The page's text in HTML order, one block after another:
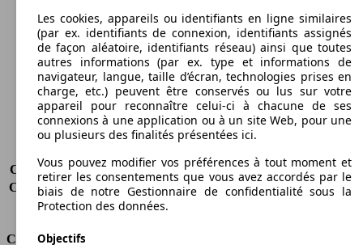
Hauteur
1880 mm
Largeur
1832 mm
Empattement
3105 mm
Poids maximum
-
Charge maximale
-
Portes
4
Sièges
2
Capacité de remorquage (sans freins) -
Capacité de remorquage (avec freins)
Volume du coffre
Consommation
Les cookies, appareils ou identifiants en ligne similaires
(par ex. identifiants de connexion, identifiants assignés
de façon aléatoire, identifiants réseau) ainsi que toutes
autres informations (par ex. type et informations de
navigateur, langue, taille d’écran, technologies prises en
charge, etc.) peuvent être conservés ou lus sur votre
appareil pour reconnaître celui-ci à chacune de ses
connexions à une application ou à un site Web, pour une
ou plusieurs des finalités présentées ici.
Vous pouvez modifier vos préférences à tout moment et
retirer les consentements que vous avez accordés par le
biais de notre Gestionnaire de confidentialité sous la
Protection des données.
Objectifs